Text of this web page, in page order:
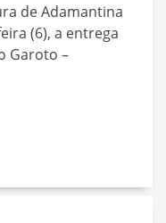
de Adamantina
(6), a entrega
Garoto –